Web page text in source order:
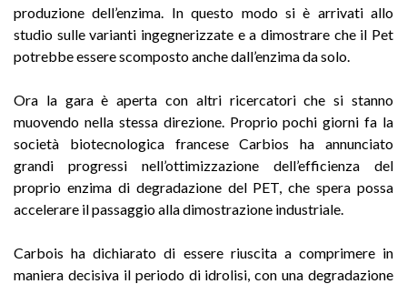
produzione dell’enzima. In questo modo si è arrivati allo
studio sulle varianti ingegnerizzate e a dimostrare che il Pet
potrebbe essere scomposto anche dall’enzima da solo.
Ora la gara è aperta con altri ricercatori che si stanno
muovendo nella stessa direzione. Proprio pochi giorni fa la
società biotecnologica francese Carbios ha annunciato
grandi progressi nell’ottimizzazione dell’efficienza del
proprio enzima di degradazione del PET, che spera possa
accelerare il passaggio alla dimostrazione industriale.
Carbois ha dichiarato di essere riuscita a comprimere in
maniera decisiva il periodo di idrolisi, con una degradazione